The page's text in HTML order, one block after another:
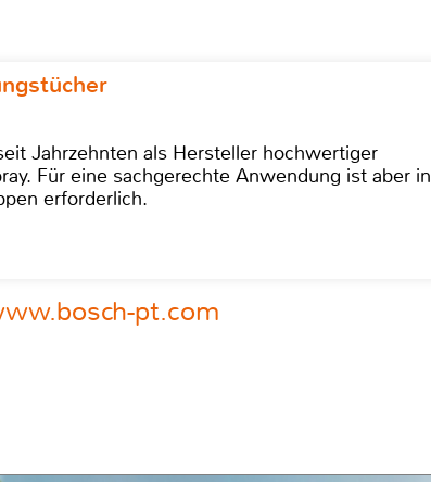
Jahrzehnten als Hersteller hochwertiger
Für eine sachgerechte Anwendung ist aber in
erforderlich.
pt.com